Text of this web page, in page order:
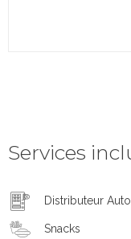
Services
Distributeur
Snacks